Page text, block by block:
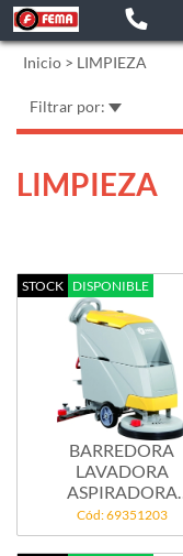
Inicio > LIMPIEZA
Filtrar por:
LIMPIEZA
STOCK DISPONIBLE
BARREDORA
LAVADORA
ASPIRADORA
BATERIA FEMA -...
Cód: 69351203